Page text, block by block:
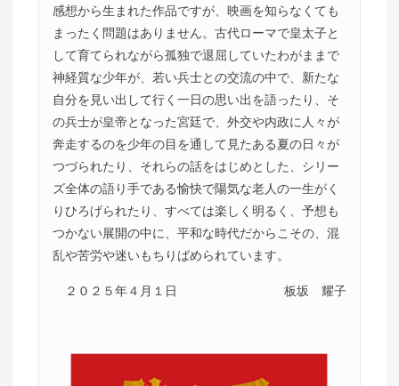
感想から生まれた作品ですが、映画を知らなくても
まったく問題はありません。古代ローマで皇太子と
して育てられながら孤独で退屈していたわがままで
神経質な少年が、若い兵士との交流の中で、新たな
自分を見い出して行く一日の思い出を語ったり、そ
の兵士が皇帝となった宮廷で、外交や内政に人々が
奔走するのを少年の目を通して見たある夏の日々が
つづられたり、それらの話をはじめとした、シリー
ズ全体の語り手である愉快で陽気な老人の一生がく
りひろげられたり、すべては楽しく明るく、予想も
つかない展開の中に、平和な時代だからこその、混
乱や苦労や迷いもちりばめられています。
２０２５年４月１日 板坂 耀子